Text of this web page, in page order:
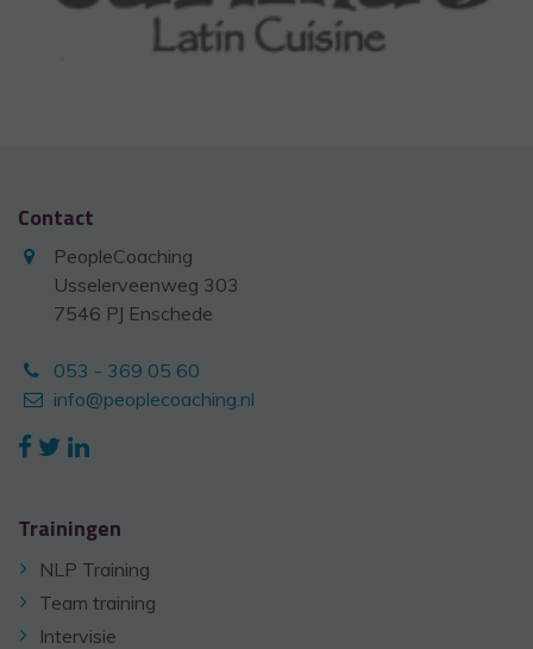
Contact
PeopleCoaching
Usselerveenweg 303
7546 PJ Enschede
053 - 369 05 60
info@peoplecoaching.nl
Trainingen
NLP Training
Team training
Intervisie